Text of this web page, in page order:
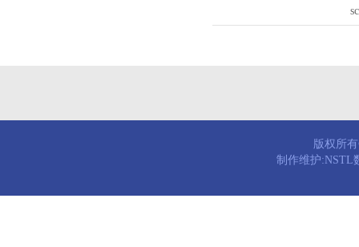
版权所
制作维护:NSTL